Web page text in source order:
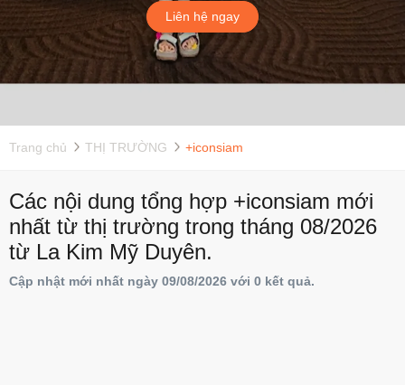
Liên hệ ngay
Trang chủ THỊ TRƯỜNG +iconsiam
Các nội dung tổng hợp +iconsiam mới
nhất từ thị trường trong tháng 08/2026
từ La Kim Mỹ Duyên.
Cập nhật mới nhất ngày 09/08/2026 với 0 kết quả.